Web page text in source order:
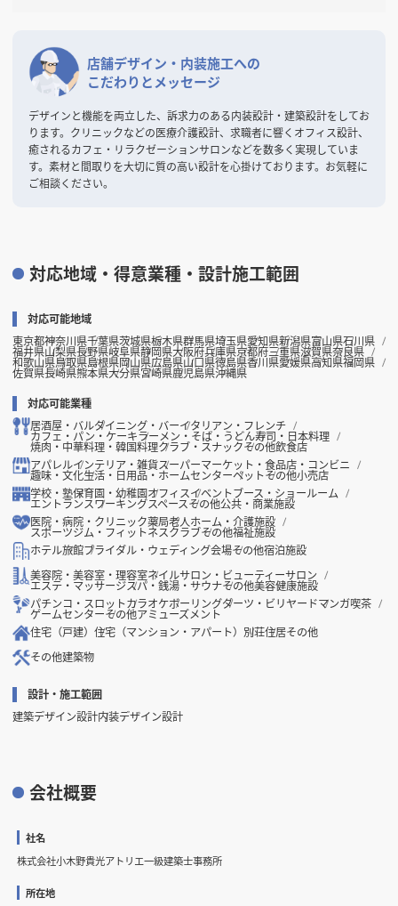
店舗デザイン・内装施工への
こだわりとメッセージ
デザインと機能を両立した、訴求力のある内装設計・建築設計をしてお
ります。クリニックなどの医療介護設計、求職者に響くオフィス設計、
癒されるカフェ・リラクゼーションサロンなどを数多く実現していま
す。素材と間取りを大切に質の高い設計を心掛けております。お気軽に
ご相談ください。
対応地域・得意業種・設計施工範囲
対応可能地域
東京都神奈川県千葉県茨城県栃木県群馬県埼玉県愛知県新潟県富山県石川県
福井県山梨県長野県岐阜県静岡県大阪府兵庫県京都府三重県滋賀県奈良県
和歌山県鳥取県島根県岡山県広島県山口県徳島県香川県愛媛県高知県福岡県
佐賀県長崎県熊本県大分県宮崎県鹿児島県沖縄県
対応可能業種
居酒屋・バルダイニング・バーイタリアン・フレンチ
カフェ・パン・ケーキラーメン・そば・うどん寿司・日本料理
焼肉・中華料理・韓国料理クラブ・スナックその他飲食店
アパレルインテリア・雑貨スーパーマーケット・食品店・コンビニ
趣味・文化生活・日用品・ホームセンターペットその他小売店
学校・塾保育園・幼稚園オフィスイベントブース・ショールーム
エントランスワーキングスペースその他公共・商業施設
医院・病院・クリニック薬局老人ホーム・介護施設
スポーツジム・フィットネスクラブその他福祉施設
ホテル旅館ブライダル・ウェディング会場その他宿泊施設
美容院・美容室・理容室ネイルサロン・ビューティーサロン
エステ・マッサージスパ・銭湯・サウナその他美容健康施設
パチンコ・スロットカラオケボーリングダーツ・ビリヤードマンガ喫茶
ゲームセンターその他アミューズメント
住宅（戸建） 住宅（マンション・アパート） 別荘住居その他
その他建築物
設計・施工範囲
建築デザイン設計内装デザイン設計
会社概要
社名
株式会社小木野貴光アトリエ一級建築士事務所
所在地